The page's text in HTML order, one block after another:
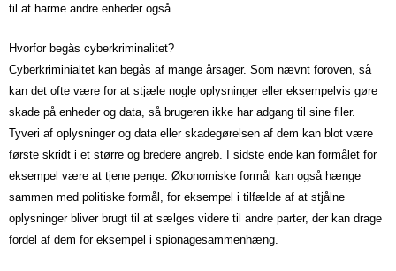
til at harme andre enheder også.
Hvorfor begås cyberkriminalitet?
Cyberkriminialtet kan begås af mange årsager. Som nævnt foroven, så
kan det ofte være for at stjæle nogle oplysninger eller eksempelvis gøre
skade på enheder og data, så brugeren ikke har adgang til sine filer.
Tyveri af oplysninger og data eller skadegørelsen af dem kan blot være
første skridt i et større og bredere angreb. I sidste ende kan formålet for
eksempel være at tjene penge. Økonomiske formål kan også hænge
sammen med politiske formål, for eksempel i tilfælde af at stjålne
oplysninger bliver brugt til at sælges videre til andre parter, der kan drage
fordel af dem for eksempel i spionagesammenhæng.